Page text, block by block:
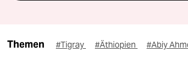
Themen #Tigray #Äthiopien #Abiy